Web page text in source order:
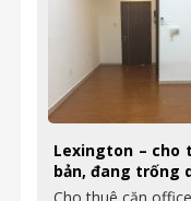
Lexington – cho
bản, đang trống